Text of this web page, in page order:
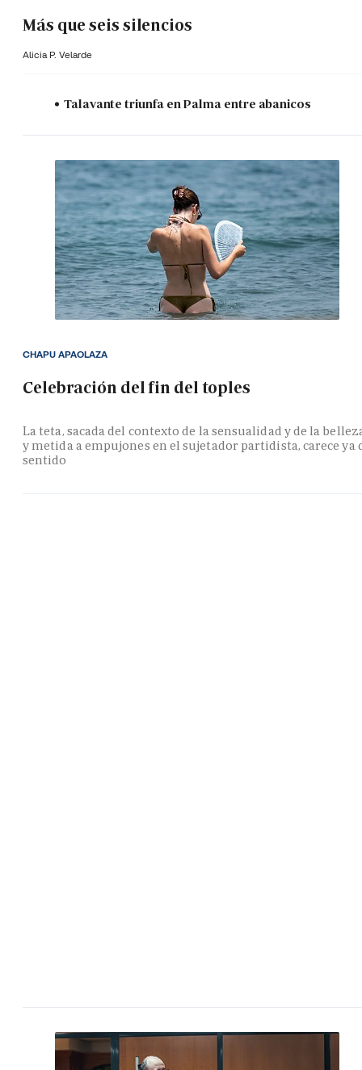
Más que seis silencios
Alicia P. Velarde
Talavante triunfa en Palma entre abanicos
Celebración del fin del toples
La teta, sacada del contexto de la sensualidad y de la
y metida a empujones en el sujetador partidista, carece ya
sentido
CHAPU APAOLAZA